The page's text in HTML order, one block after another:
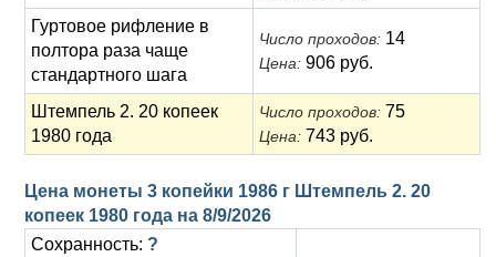
Гуртовое рифление в
полтора раза чаще
стандартного шага
Число проходов: 14
Цена: 906 руб.
Штемпель 2. 20 копеек
1980 года
Число проходов: 75
Цена: 743 руб.
Цена монеты 3 копейки 1986 г Штемпель 2. 20
копеек 1980 года на 8/9/2026
Сохранность: ?